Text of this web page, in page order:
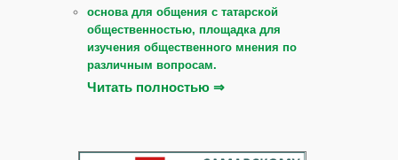
основа для общения с татарской
общественностью, площадка для
изучения общественного мнения по
различным вопросам.
Читать полностью ⇒